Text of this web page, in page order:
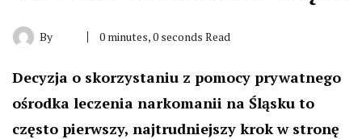
By 0 minutes, 0 seconds Read
Decyzja o skorzystaniu z pomocy prywatnego
ośrodka leczenia narkomanii na Śląsku to
często pierwszy, najtrudniejszy krok w stronę